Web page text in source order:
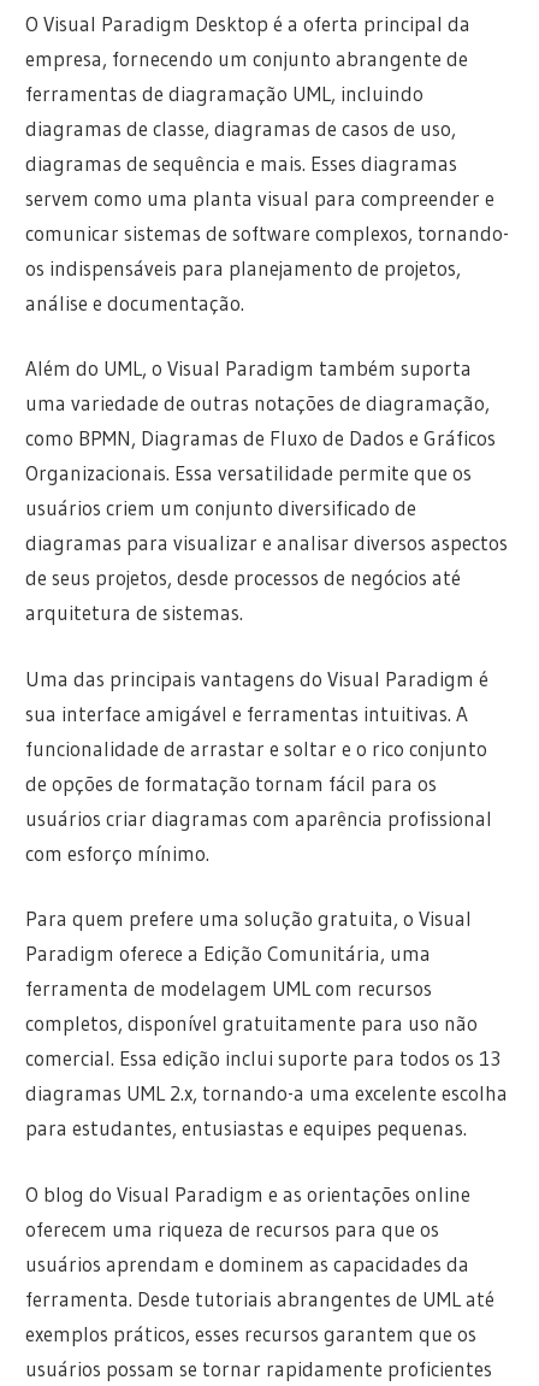
O Visual Paradigm Desktop é a oferta principal da
empresa, fornecendo um conjunto abrangente de
ferramentas de diagramação UML, incluindo
diagramas de classe, diagramas de casos de uso,
diagramas de sequência e mais. Esses diagramas
servem como uma planta visual para compreender e
comunicar sistemas de software complexos, tornando-
os indispensáveis para planejamento de projetos,
análise e documentação.
Além do UML, o Visual Paradigm também suporta
uma variedade de outras notações de diagramação,
como BPMN, Diagramas de Fluxo de Dados e Gráficos
Organizacionais. Essa versatilidade permite que os
usuários criem um conjunto diversificado de
diagramas para visualizar e analisar diversos aspectos
de seus projetos, desde processos de negócios até
arquitetura de sistemas.
Uma das principais vantagens do Visual Paradigm é
sua interface amigável e ferramentas intuitivas. A
funcionalidade de arrastar e soltar e o rico conjunto
de opções de formatação tornam fácil para os
usuários criar diagramas com aparência profissional
com esforço mínimo.
Para quem prefere uma solução gratuita, o Visual
Paradigm oferece a Edição Comunitária, uma
ferramenta de modelagem UML com recursos
completos, disponível gratuitamente para uso não
comercial. Essa edição inclui suporte para todos os 13
diagramas UML 2.x, tornando-a uma excelente escolha
para estudantes, entusiastas e equipes pequenas.
O blog do Visual Paradigm e as orientações online
oferecem uma riqueza de recursos para que os
usuários aprendam e dominem as capacidades da
ferramenta. Desde tutoriais abrangentes de UML até
exemplos práticos, esses recursos garantem que os
usuários possam se tornar rapidamente proficientes